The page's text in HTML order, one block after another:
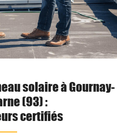
solaire à Gournay-
(93) :
certifiés